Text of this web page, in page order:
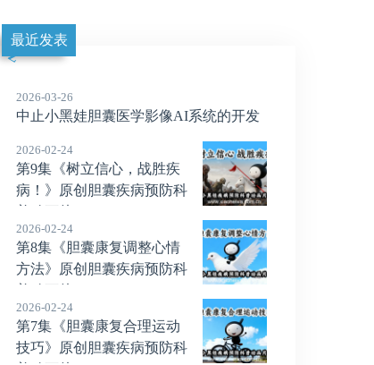
最近发表
2026-03-26
中止小黑娃胆囊医学影像AI系统的开发
2026-02-24
第9集《树立信心，战胜疾
病！》原创胆囊疾病预防科
2026-02-24
第8集《胆囊康复调整心情
方法》原创胆囊疾病预防科
2026-02-24
第7集《胆囊康复合理运动
技巧》原创胆囊疾病预防科